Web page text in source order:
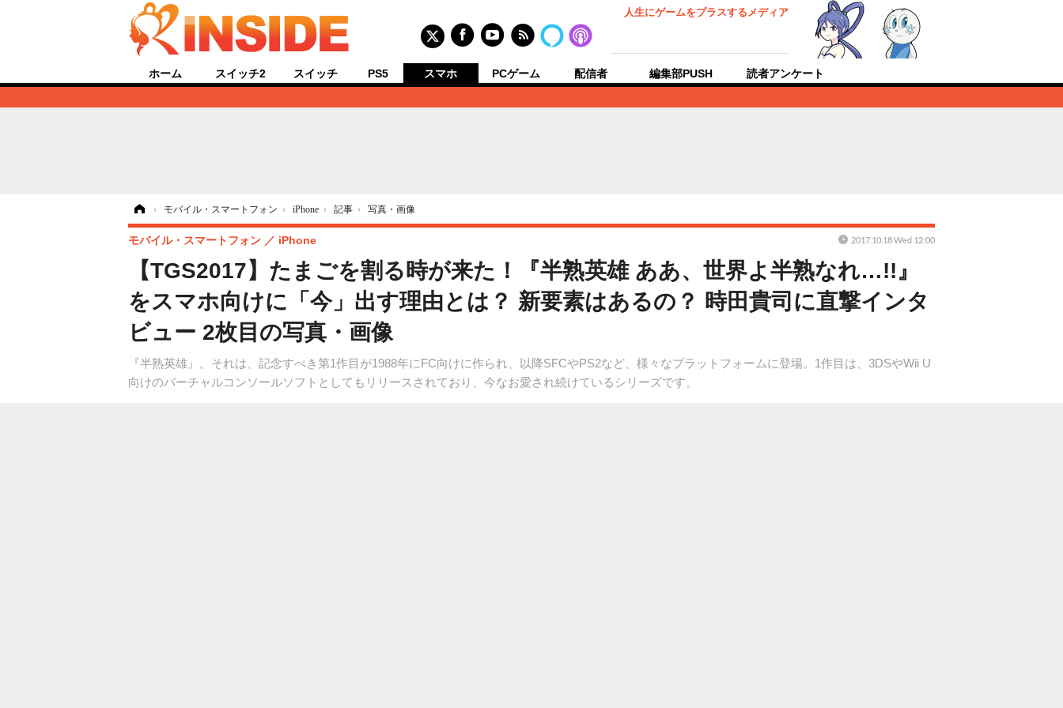
人生にゲームをプラスするメディア
ホーム スイッチ2 スイッチ PS5 スマホ PCゲーム 配信者 編集部PUSH 読者アンケート
› モバイル・スマートフォン › iPhone › 記事 › 写真・画像
【TGS2017】たまごを割る時が来た！『半熟英雄 ああ、世界よ半熟なれ…!!』
をスマホ向けに「今」出す理由とは？ 新要素はあるの？ 時田貴司に直撃インタ
ビュー 2枚目の写真・画像
『半熟英雄』。それは、記念すべき第1作目が1988年にFC向けに作られ、以降SFCやPS2など、様々なプラットフォームに登場。1作目は、3DSやWii U
向けのバーチャルコンソールソフトとしてもリリースされており、今なお愛され続けているシリーズです。
モバイル・スマートフォン iPhone 2017.10.18 Wed 12:00